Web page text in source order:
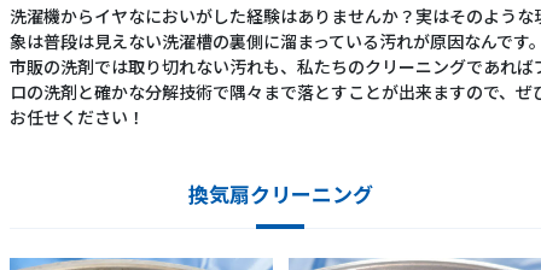
洗濯機からイヤなにおいがした経験はありませんか？実はそのような
象は普段は見えない洗濯槽の裏側に溜まっている汚れが原因なんです
市販の洗剤では取り切れない汚れも、私たちのクリーニングであれば
ロの洗剤と確かな分解技術で隅々まで落とすことが出来ますので、ぜ
お任せください！
換気扇クリーニング